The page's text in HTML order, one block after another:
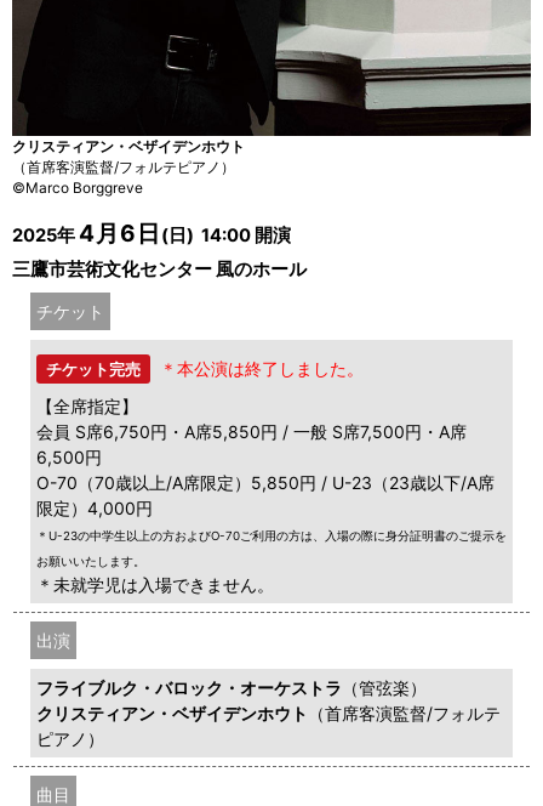
クリスティアン・ベザイデンホウト
（首席客演監督/フォルテピアノ）
©Marco Borggreve
2025年 4月6日 (日) 14:00 開演
三鷹市芸術文化センター 風のホール
チケット
チケット完売
＊本公演は終了しました。
【全席指定】
会員 S席6,750円・A席5,850円 / 一般 S席7,500円・A席
6,500円
O-70（70歳以上/A席限定）5,850円 / U-23（23歳以下/A席
限定）4,000円
＊U-23の中学生以上の方およびO-70ご利用の方は、入場の際に身分証明書のご提示を
お願いいたします。
＊未就学児は入場できません。
出演
フライブルク・バロック・オーケストラ
（管弦楽）
クリスティアン・ベザイデンホウト
（首席客演監督/フォルテ
ピアノ）
曲目